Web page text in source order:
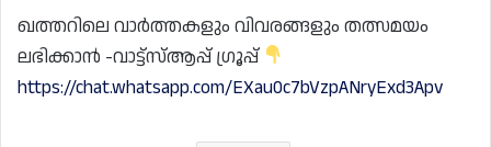
ഖത്തറിലെ വാർത്തകളും വിവരങ്ങളും തത്സമയം
ലഭിക്കാൻ -വാട്ട്സ്ആപ്പ് ഗ്രൂപ്പ്
https://chat.whatsapp.com/EXau0c7bVzpANryExd3Apv